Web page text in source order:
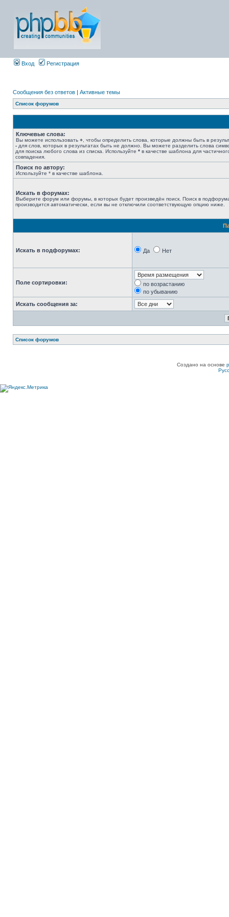
Вход Регистрация
Сообщения без ответов | Активные темы
Список форумов
Ключевые слова:
Вы можете использовать + , чтобы определить слова, которые должны быть в
- для слов, которых в результатах быть не должно. Вы можете разделить слова
для поиска любого слова из списка. Используйте * в качестве шаблона для
совпадения.
Поиск по автору:
Используйте * в качестве шаблона.
Искать в форумах:
Выберите форум или форумы, в которых будет произведён поиск. Поиск в
производится автоматически, если вы не отключили соответствующую опцию ниже.
Искать в подфорумах: Да Нет
Поле сортировки:
по возрастанию
по убыванию
Искать сообщения за:
Список форумов
Создано на основе